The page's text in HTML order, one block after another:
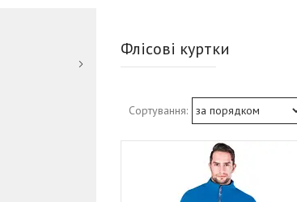
Флісові куртки